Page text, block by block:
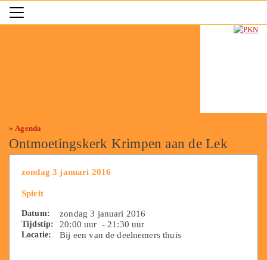
»Agenda
Ontmoetingskerk Krimpen aan de Lek
zondag 3 januari 2016
Spirit
Datum: zondag 3 januari 2016
Tijdstip: 20:00 uur - 21:30 uur
Locatie: Bij een van de deelnemers thuis